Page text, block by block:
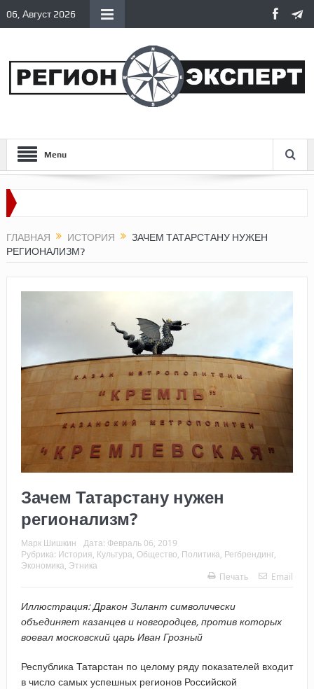
06, Август 2026
Menu
ГЛАВНАЯ ИСТОРИЯ
ЗАЧЕМ ТАТАРСТАНУ НУЖЕН
РЕГИОНАЛИЗМ?
Зачем Татарстану нужен
регионализм?
Марк Шишкин Дата: Февраль 06, 2019
Рубрика: История Культура Общество Политика Регбрендинг,
Экономика Этника
Печать
Email
Иллюстрация: Дракон Зилант символически
объединяет казанцев и новгородцев, против которых
воевал московский царь Иван Грозный
Республика Татарстан по целому ряду показателей входит
в число самых успешных регионов Российской